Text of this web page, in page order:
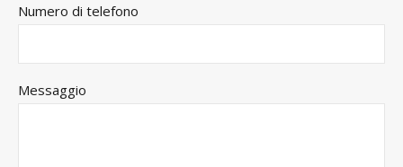
Numero di telefono
Messaggio